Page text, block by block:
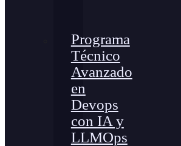
Programa
Técnico
Avanzado
en
Devops
con IA y
LLMOps